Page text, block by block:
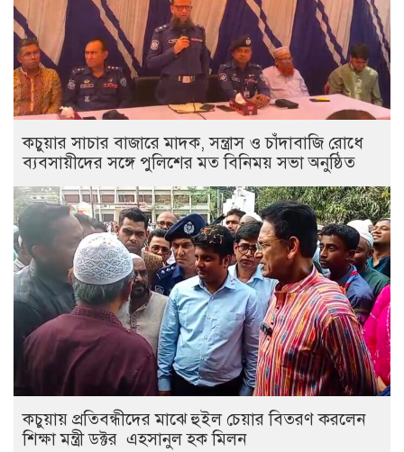
কচুয়ার সাচার বাজারে মাদক, সন্ত্রাস ও চাঁদাবাজি রোধে
ব্যবসায়ীদের সঙ্গে পুলিশের মত বিনিময় সভা অনুষ্ঠিত
কচুয়ায় প্রতিবন্ধীদের মাঝে হুইল চেয়ার বিতরণ করলেন
শিক্ষা মন্ত্রী ডক্টর এহসানুল হক মিলন